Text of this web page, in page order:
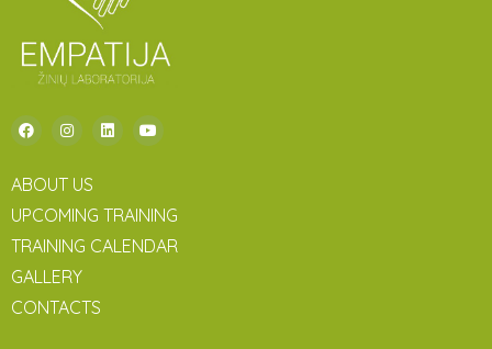
ABOUT US
UPCOMING TRAINING
TRAINING CALENDAR
GALLERY
CONTACTS